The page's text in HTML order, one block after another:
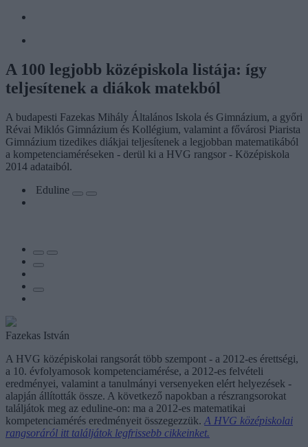
A 100 legjobb középiskola listája: így
teljesítenek a diákok matekból
A budapesti Fazekas Mihály Általános Iskola és Gimnázium, a győri
Révai Miklós Gimnázium és Kollégium, valamint a fővárosi Piarista
Gimnázium tizedikes diákjai teljesítenek a legjobban matematikából
a kompetenciaméréseken - derül ki a HVG rangsor - Középiskola
2014 adataiból.
Eduline
Fazekas István
A HVG középiskolai rangsorát több szempont - a 2012-es érettségi,
a 10. évfolyamosok kompetenciamérése, a 2012-es felvételi
eredményei, valamint a tanulmányi versenyeken elért helyezések -
alapján állították össze. A következő napokban a részrangsorokat
találjátok meg az eduline-on: ma a 2012-es matematikai
kompetenciamérés eredményeit összegezzük. A HVG középiskolai
rangsoráról itt találjátok legfrissebb cikkeinket.